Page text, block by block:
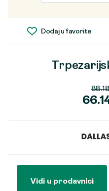
Dodaj u favorite
Vidi u prodavnici